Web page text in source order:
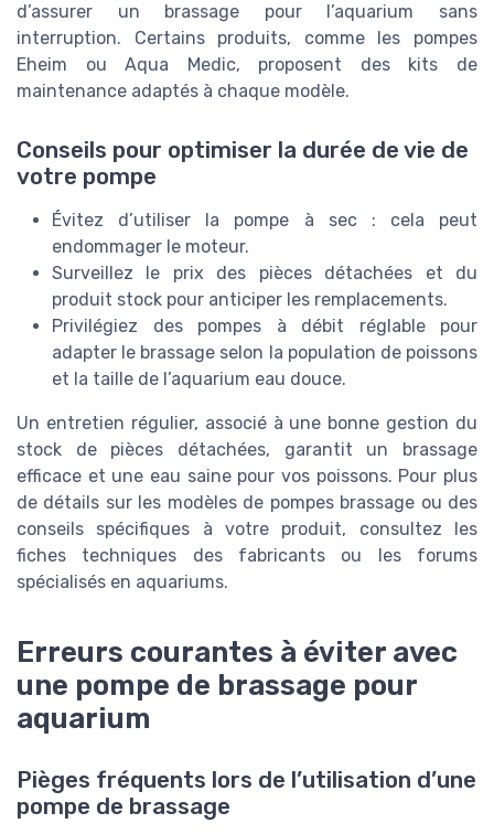
d’assurer un brassage pour l’aquarium sans
interruption. Certains produits, comme les pompes
Eheim ou Aqua Medic, proposent des kits de
maintenance adaptés à chaque modèle.
Conseils pour optimiser la durée de vie de
votre pompe
Évitez d’utiliser la pompe à sec : cela peut
endommager le moteur.
Surveillez le prix des pièces détachées et du
produit stock pour anticiper les remplacements.
Privilégiez des pompes à débit réglable pour
adapter le brassage selon la population de poissons
et la taille de l’aquarium eau douce.
Un entretien régulier, associé à une bonne gestion du
stock de pièces détachées, garantit un brassage
efficace et une eau saine pour vos poissons. Pour plus
de détails sur les modèles de pompes brassage ou des
conseils spécifiques à votre produit, consultez les
fiches techniques des fabricants ou les forums
spécialisés en aquariums.
Erreurs courantes à éviter avec
une pompe de brassage pour
aquarium
Pièges fréquents lors de l’utilisation d’une
pompe de brassage